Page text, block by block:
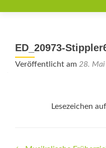
ED_20973-
Veröffentlicht am 28.
Lesezeichen